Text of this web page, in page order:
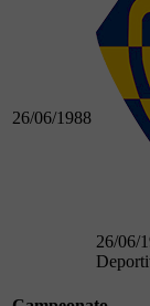
26/06/1988
26/06/